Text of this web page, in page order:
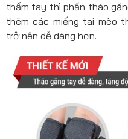
thấm tay thì phần tháo
thêm các miếng tai mèo
trở nên dễ dàng hơn.